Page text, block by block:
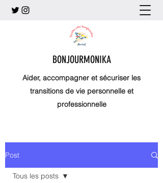
BONJOURMONIKA
Aider, accompagner et sécuriser les
transitions de vie personnelle et
professionnelle
Post
Tous les posts